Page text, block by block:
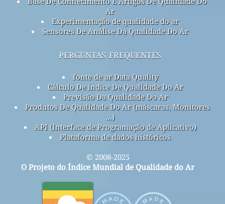
Ar
Experimentação de qualidade do ar
Sensores De Análise Da Qualidade Do Ar
perguntas frequentes
fonte de ar Data Quality
Cálculo De índice De Qualidade Do Ar
Previsão Da Qualidade Do Ar
Produtos De Qualidade Do Ar (máscaras, Monitores
...)
API (Interface de Programação de Aplicativo)
Plataforma de dados históricos
© 2008-2025
O Projeto do Índice Mundial de Qualidade do Ar